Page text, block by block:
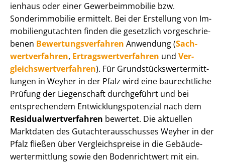
i­en­haus oder einer Ge­wer­be­im­mo­bi­lie bzw.
Sonderimmobilie ermittelt. Bei der Erstellung von Im­
mo­bi­li­en­gut­ach­ten finden die gesetzlich vor­ge­schrie­
be­nen Be­wer­tungs­ver­fah­ren Anwendung (Sach­
wert­ver­fah­ren, Er­trags­wert­ver­fah­ren und Ver­
gleichs­wert­ver­fah­ren). Für Grund­stücks­wert­ermitt­
lun­gen in Weyher in der Pfalz wird eine baurechtliche
Prüfung der Liegenschaft durchgeführt und bei
entsprechendem Ent­wick­lungs­po­ten­zi­al nach dem
Re­si­du­al­wert­ver­fah­ren bewertet. Die aktuellen
Marktdaten des Gut­ach­ter­aus­schus­ses Weyher in der
Pfalz fließen über Ver­gleichs­prei­se in die Ge­bäu­de­
wert­ermitt­lung sowie den Bodenrichtwert mit ein.